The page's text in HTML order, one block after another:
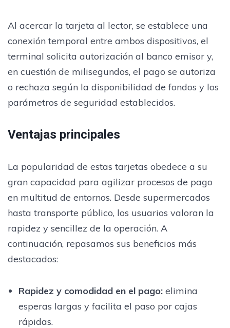
Al acercar la tarjeta al lector, se establece una
conexión temporal entre ambos dispositivos, el
terminal solicita autorización al banco emisor y,
en cuestión de milisegundos, el pago se autoriza
o rechaza según la disponibilidad de fondos y los
parámetros de seguridad establecidos.
Ventajas principales
La popularidad de estas tarjetas obedece a su
gran capacidad para agilizar procesos de pago
en multitud de entornos. Desde supermercados
hasta transporte público, los usuarios valoran la
rapidez y sencillez de la operación. A
continuación, repasamos sus beneficios más
destacados:
Rapidez y comodidad en el pago:elimina
esperas largas y facilita el paso por cajas
rápidas.